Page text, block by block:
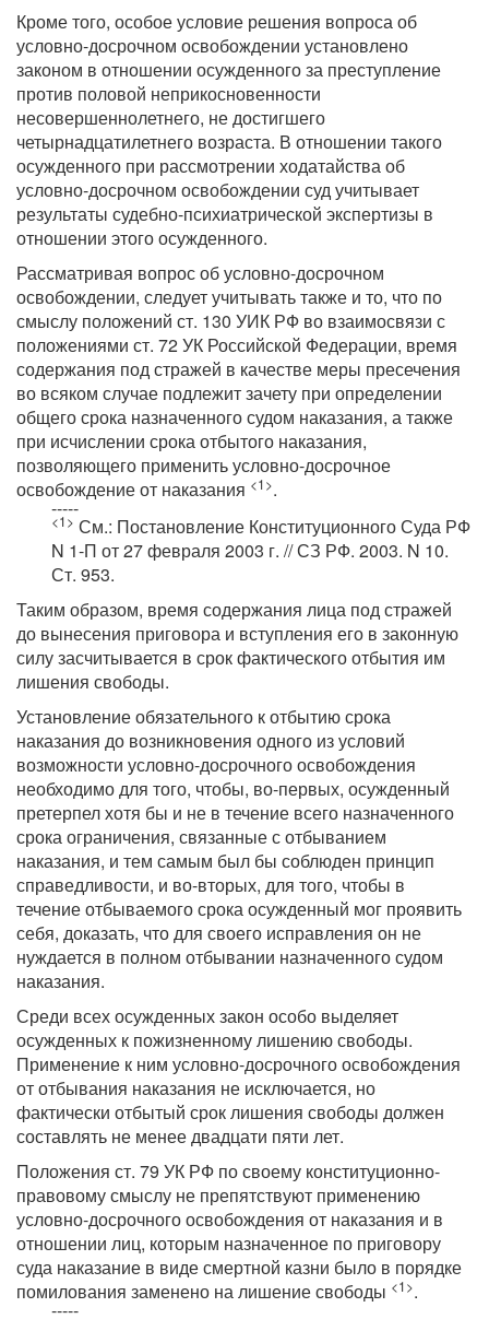
Кроме того, особое условие решения вопроса об
условно-досрочном освобождении установлено
законом в отношении осужденного за преступление
против половой неприкосновенности
несовершеннолетнего, не достигшего
четырнадцатилетнего возраста. В отношении такого
осужденного при рассмотрении ходатайства об
условно-досрочном освобождении суд учитывает
результаты судебно-психиатрической экспертизы в
отношении этого осужденного.
Рассматривая вопрос об условно-досрочном
освобождении, следует учитывать также и то, что по
смыслу положений ст. 130 УИК РФ во взаимосвязи с
положениями ст. 72 УК Российской Федерации, время
содержания под стражей в качестве меры пресечения
во всяком случае подлежит зачету при определении
общего срока назначенного судом наказания, а также
при исчислении срока отбытого наказания,
позволяющего применить условно-досрочное
освобождение от наказания <1>.
-----
<1> См.: Постановление Конституционного Суда РФ
N 1-П от 27 февраля 2003 г. // СЗ РФ. 2003. N 10.
Ст. 953.
Таким образом, время содержания лица под стражей
до вынесения приговора и вступления его в законную
силу засчитывается в срок фактического отбытия им
лишения свободы.
Установление обязательного к отбытию срока
наказания до возникновения одного из условий
возможности условно-досрочного освобождения
необходимо для того, чтобы, во-первых, осужденный
претерпел хотя бы и не в течение всего назначенного
срока ограничения, связанные с отбыванием
наказания, и тем самым был бы соблюден принцип
справедливости, и во-вторых, для того, чтобы в
течение отбываемого срока осужденный мог проявить
себя, доказать, что для своего исправления он не
нуждается в полном отбывании назначенного судом
наказания.
Среди всех осужденных закон особо выделяет
осужденных к пожизненному лишению свободы.
Применение к ним условно-досрочного освобождения
от отбывания наказания не исключается, но
фактически отбытый срок лишения свободы должен
составлять не менее двадцати пяти лет.
Положения ст. 79 УК РФ по своему конституционно-
правовому смыслу не препятствуют применению
условно-досрочного освобождения от наказания и в
отношении лиц, которым назначенное по приговору
суда наказание в виде смертной казни было в порядке
помилования заменено на лишение свободы <1>.
-----